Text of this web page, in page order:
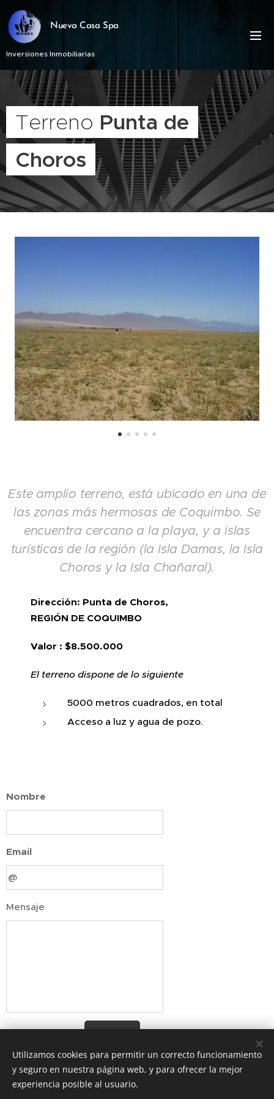
Nueva Casa Spa
Inversiones Inmobiliarias
Terreno Punta de
Choros
Este amplio terreno, está ubicado en una de
las zonas más hermosas de Coquimbo. Se
encuentra cercano a la playa, y a islas
turísticas de la región (la Isla Damas, la Isla
Choros y la Isla Chañaral).
Dirección: Punta de Choros,
REGIÓN DE COQUIMBO
Valor : $8.500.000
El terreno dispone de lo siguiente
5000 metros cuadrados, en total
Acceso a luz y agua de pozo.
Nombre
Email
Mensaje
Av. Providencia 1650, Providencia, Región Metropolitana
Utilizamos cookies para permitir un correcto funcionamiento
y seguro en nuestra página web, y para ofrecer la mejor
experiencia posible al usuario.